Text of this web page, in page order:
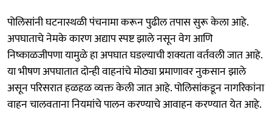
पोलिसांनी घटनास्थळी पंचनामा करून पुढील तपास सुरू केला आहे.
अपघाताचे नेमके कारण अद्याप स्पष्ट झाले नसून वेग आणि
निष्काळजीपणा यामुळे हा अपघात घडल्याची शक्यता वर्तवली जात आहे.
या भीषण अपघातात दोन्ही वाहनांचे मोठ्या प्रमाणावर नुकसान झाले
असून परिसरात हळहळ व्यक्त केली जात आहे. पोलिसांकडून नागरिकांना
वाहन चालवताना नियमांचे पालन करण्याचे आवाहन करण्यात येत आहे.